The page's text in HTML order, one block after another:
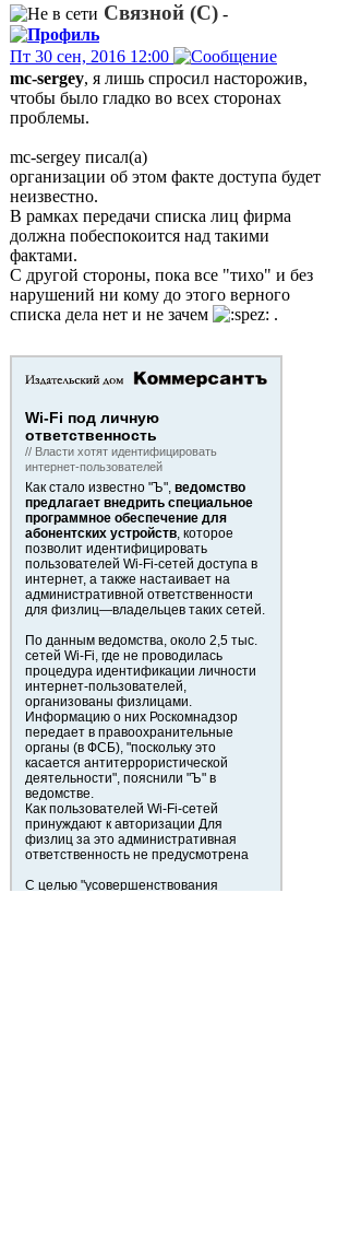
Связной (С) -
Пт 30 сен, 2016 12:00
mc-sergey, я лишь спросил насторожив,
чтобы было гладко во всех сторонах
проблемы.
mc-sergey писал(а)
организации об этом факте доступа будет
неизвестно.
В рамках передачи списка лиц фирма
должна побеспокоится над такими
фактами.
С другой стороны, пока все "тихо" и без
нарушений ни кому до этого верного
списка дела нет и не зачем
.
Wi-Fi под личную
ответственность
// Власти хотят идентифицировать
интернет-пользователей
Как стало известно "Ъ", ведомство
предлагает внедрить специальное
программное обеспечение для
абонентских устройств, которое
позволит идентифицировать
пользователей Wi-Fi-сетей доступа в
интернет, а также настаивает на
административной ответственности
для физлиц—владельцев таких сетей.
По данным ведомства, около 2,5 тыс.
сетей Wi-Fi, где не проводилась
процедура идентификации личности
интернет-пользователей,
организованы физлицами.
Информацию о них Роскомнадзор
передает в правоохранительные
органы (в ФСБ), "поскольку это
касается антитеррористической
деятельности", пояснили "Ъ" в
ведомстве.
Как пользователей Wi-Fi-сетей
принуждают к авторизации Для
физлиц за это административная
ответственность не предусмотрена
С целью "усовершенствования